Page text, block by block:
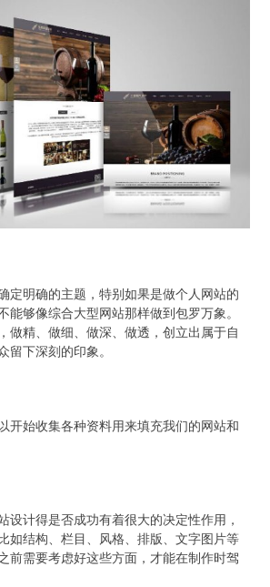
定明确的主题，特别如果是做个人网站的
能够像综合大型网站那样做到包罗万象。
做精、做细、做深、做透，创立出属于自
留下深刻的印象。
开始收集各种资料用来填充我们的网站和
设计得是否成功有着很大的决定性作用，
如结构、栏目、风格、排版、文字图片等
前需要考虑好这些方面，才能在制作时驾